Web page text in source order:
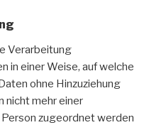
Verarbeitung
in einer Weise, auf welche
ohne Hinzuziehung
nicht mehr einer
zugeordnet werden